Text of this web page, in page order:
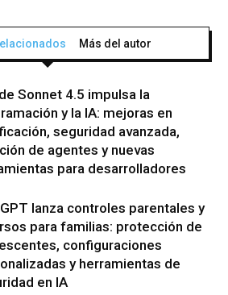
Más del autor
Sonnet 4.5 impulsa la
y la IA: mejoras en
seguridad avanzada,
de agentes y nuevas
para desarrolladores
lanza controles parentales y
para familias: protección de
configuraciones
y herramientas de
en IA